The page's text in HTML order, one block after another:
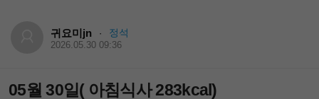
귀요미jn · 정석
2026.05.30 09:36
05월 30일( 아침식사 283kcal)